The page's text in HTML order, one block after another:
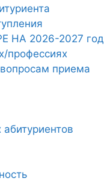
НА 2026-2027 год
профессиях
приема